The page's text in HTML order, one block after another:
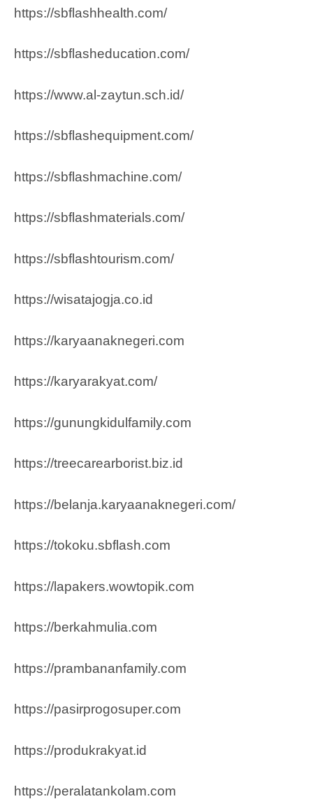
https://sbflashhealth.com/
https://sbflasheducation.com/
https://www.al-zaytun.sch.id/
https://sbflashequipment.com/
https://sbflashmachine.com/
https://sbflashmaterials.com/
https://sbflashtourism.com/
https://wisatajogja.co.id
https://karyaanaknegeri.com
https://karyarakyat.com/
https://gunungkidulfamily.com
https://treecarearborist.biz.id
https://belanja.karyaanaknegeri.com/
https://tokoku.sbflash.com
https://lapakers.wowtopik.com
https://berkahmulia.com
https://prambananfamily.com
https://pasirprogosuper.com
https://produkrakyat.id
https://peralatankolam.com